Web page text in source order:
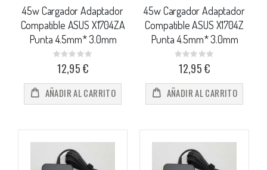
45w Cargador Adaptador
Compatible ASUS X1704ZA
Punta 4.5mm* 3.0mm
Rating:
0%12,95 €
AÑADIR AL CARRITO
45w Cargador Adaptador
Compatible ASUS X1704Z
Punta 4.5mm* 3.0mm
Rating:
0%12,95 €
AÑADIR AL CARRITO